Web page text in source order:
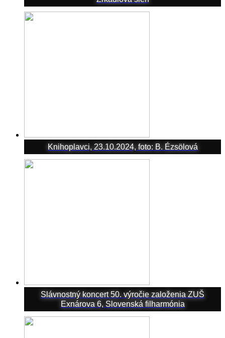
Knihoplavci, 23.10.2024, foto: B. Ézsölová
Slávnostný koncert 50. výročie založenia ZUŠ
Exnárova 6, Slovenská filharmónia